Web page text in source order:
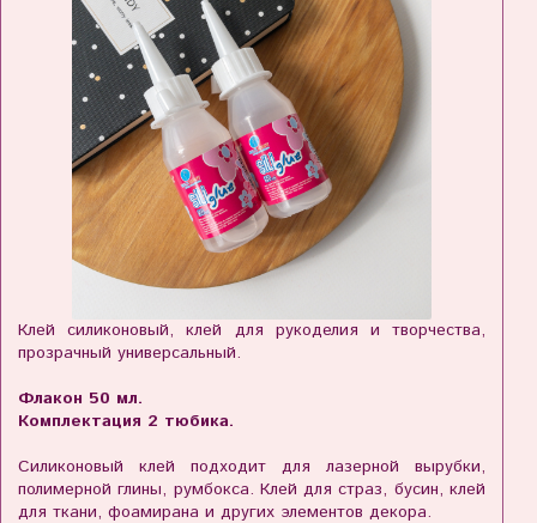
Клей силиконовый, клей для рукоделия и творчества,
прозрачный универсальный.
Флакон 50 мл.
Комплектация 2 тюбика.
Силиконовый клей подходит для лазерной вырубки,
полимерной глины, румбокса. Клей для страз, бусин, клей
для ткани, фоамирана и других элементов декора.